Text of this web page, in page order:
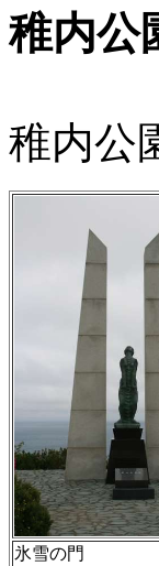
稚内公
稚内公
氷雪の門